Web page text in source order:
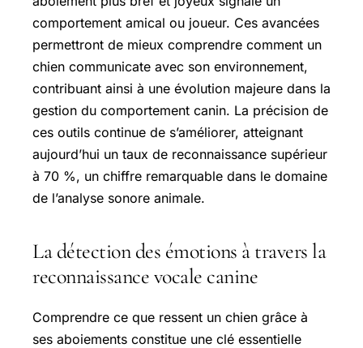
comportement amical ou joueur. Ces avancées
permettront de mieux comprendre comment un
chien communicate avec son environnement,
contribuant ainsi à une évolution majeure dans la
gestion du comportement canin. La précision de
ces outils continue de s’améliorer, atteignant
aujourd’hui un taux de reconnaissance supérieur
à 70 %, un chiffre remarquable dans le domaine
de l’analyse sonore animale.
La détection des émotions à travers la
reconnaissance vocale canine
Comprendre ce que ressent un chien grâce à
ses aboiements constitue une clé essentielle